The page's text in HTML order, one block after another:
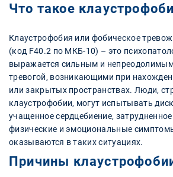
Что такое
Клаустрофобия или фобическое
(код F40.2 по МКБ-10) – это
выражается сильным и
тревогой, возникающими при
или закрытых пространствах. Люди,
клаустрофобии, могут испытывать
учащенное сердцебиение,
физические и эмоциональные
оказываются в таких ситуациях.
Причины